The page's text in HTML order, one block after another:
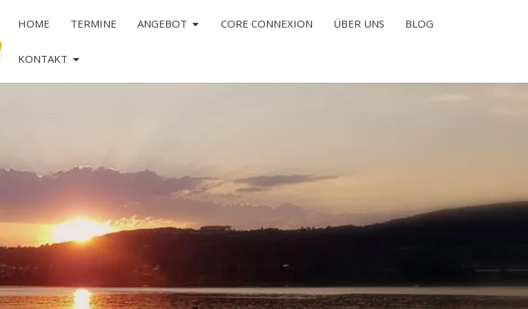
HOME TERMINE ANGEBOT CORE CONNEXION ÜBER UNS BLOG
KONTAKT